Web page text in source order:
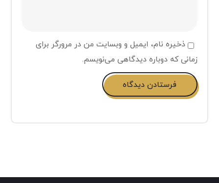
ذخیره نام، ایمیل و وبسایت من در مرورگر برای
زمانی که دوباره دیدگاهی می‌نویسم.